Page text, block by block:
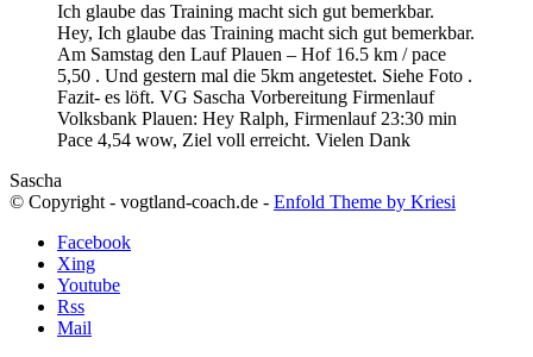
Ich glaube das Training macht sich gut bemerkbar.
Hey, Ich glaube das Training macht sich gut bemerkbar.
Am Samstag den Lauf Plauen – Hof 16.5 km / pace
5,50 . Und gestern mal die 5km angetestet. Siehe Foto .
Fazit- es löft. VG Sascha Vorbereitung Firmenlauf
Volksbank Plauen: Hey Ralph, Firmenlauf 23:30 min
Pace 4,54 wow, Ziel voll erreicht. Vielen Dank
Sascha
© Copyright - vogtland-coach.de - Enfold Theme by Kriesi
Facebook
Xing
Youtube
Rss
Mail